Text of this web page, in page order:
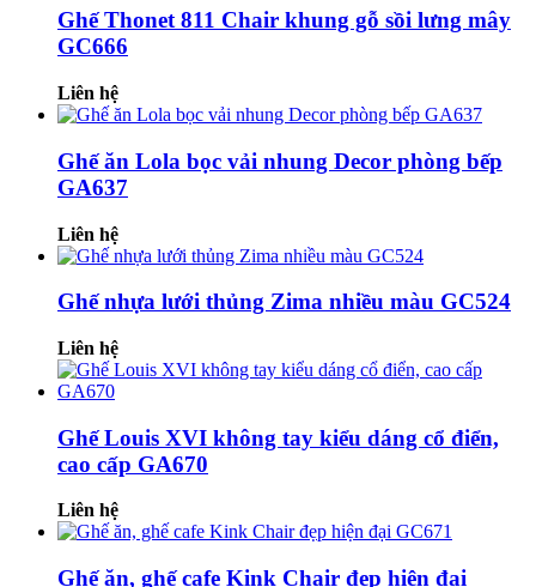
Ghế Thonet 811 Chair khung gỗ sồi lưng mây
GC666
Liên hệ
Ghế ăn Lola bọc vải nhung Decor phòng bếp
GA637
Liên hệ
Ghế nhựa lưới thủng Zima nhiều màu GC524
Liên hệ
Ghế Louis XVI không tay kiểu dáng cổ điển,
cao cấp GA670
Liên hệ
Ghế ăn, ghế cafe Kink Chair đẹp hiện đại